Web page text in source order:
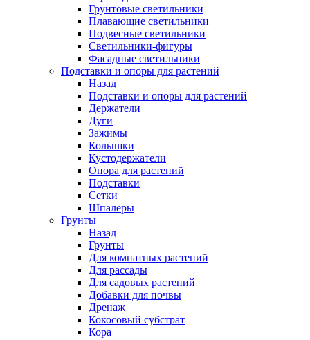
Грунтовые светильники
Плавающие светильники
Подвесные светильники
Светильники-фигуры
Фасадные светильники
Подставки и опоры для растений
Назад
Подставки и опоры для растений
Держатели
Дуги
Зажимы
Колышки
Кустодержатели
Опора для растений
Подставки
Сетки
Шпалеры
Грунты
Назад
Грунты
Для комнатных растений
Для рассады
Для садовых растений
Добавки для почвы
Дренаж
Кокосовый субстрат
Кора